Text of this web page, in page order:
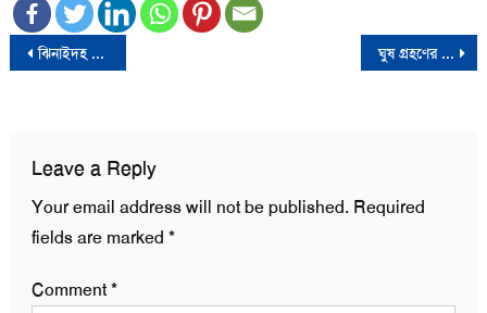
Post
ঝিনাইদহ -১ আসনের এমপি আব্দুল হাই আর নেই ঘুষ গ্রহণের ভিডিও ভাইরাল, শিক্ষক বরখাস্ত
Leave a Reply
Your email address will not be published. Required
fields are marked *
Comment*